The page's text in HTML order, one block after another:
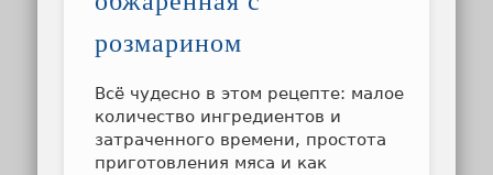
розмарином
Всё чудесно в этом рецепте: малое
количество ингредиентов и
затраченного времени, простота
приготовления мяса и как